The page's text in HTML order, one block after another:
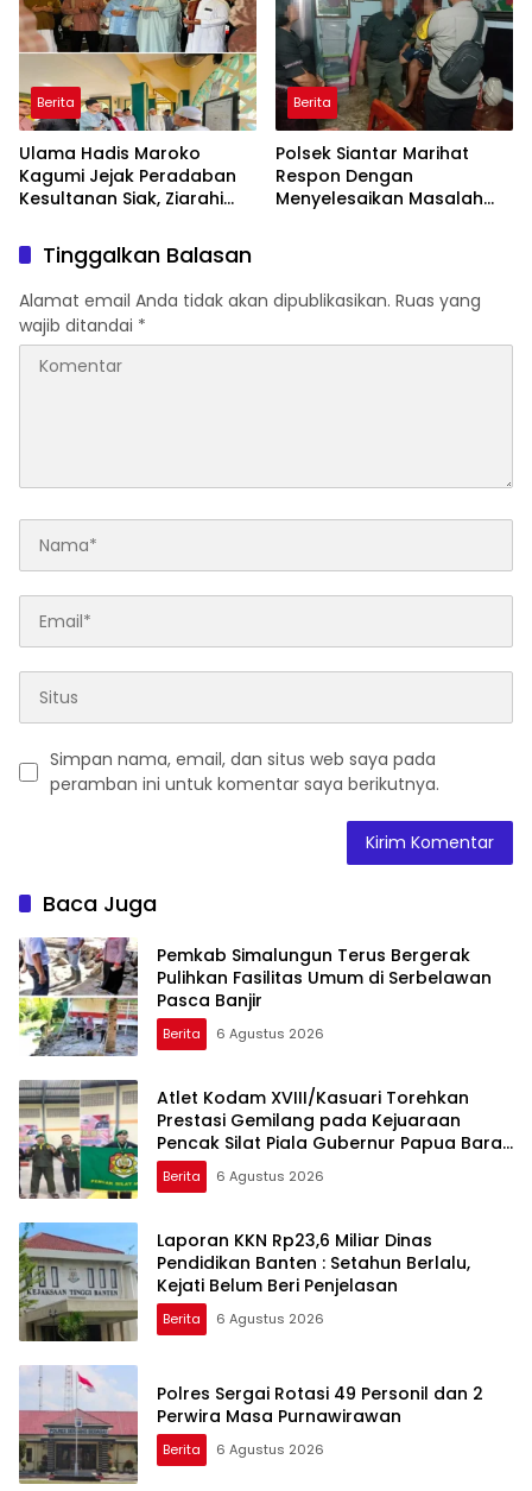
Berita
Ulama Hadis Maroko
Kagumi Jejak Peradaban
Kesultanan Siak, Ziarahi
Pendiri Pekanbaru
Berita
Polsek Siantar Marihat
Respon Dengan
Menyelesaikan Masalah
Tinggalkan Balasan
Alamat email Anda tidak akan dipublikasikan. Ruas yang
wajib ditandai *
Simpan nama, email, dan situs web saya pada
peramban ini untuk komentar saya berikutnya.
Baca Juga
Pemkab Simalungun Terus Bergerak
Pulihkan Fasilitas Umum di Serbelawan
Pasca Banjir
Berita 6 Agustus 2026
Atlet Kodam XVIII/Kasuari Torehkan
Prestasi Gemilang pada Kejuaraan
Pencak Silat Piala Gubernur Papua Barat
Daya 2026
Berita 6 Agustus 2026
Laporan KKN Rp23,6 Miliar Dinas
Pendidikan Banten : Setahun Berlalu,
Kejati Belum Beri Penjelasan
Berita 6 Agustus 2026
Polres Sergai Rotasi 49 Personil dan 2
Perwira Masa Purnawirawan
Berita 6 Agustus 2026